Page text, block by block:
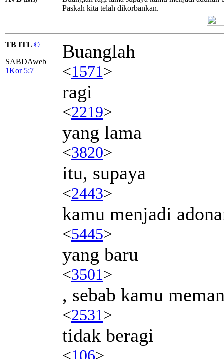
Paskah kita telah dikorbankan.
TB ITL ©
SABDAweb
1Kor 5:7
Buanglah
<1571>
ragi
<2219>
yang lama
<3820>
itu, supaya
<2443>
kamu menjadi
<5445>
yang baru
<3501>
, sebab kamu
<2531>
tidak beragi